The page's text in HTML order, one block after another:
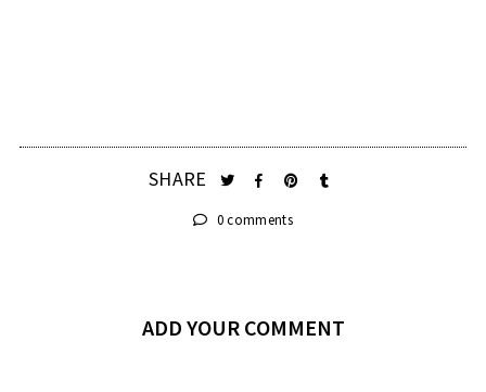
SHARE
0 comments
ADD YOUR COMMENT